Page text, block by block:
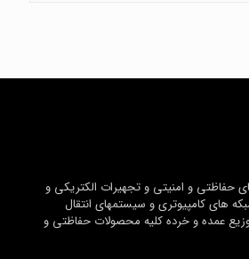
و امنیتی و تجهیرات الکتریکی و
های کامپیوتری و سیستمهای انتقال
عمده و خرده کلیه محصولات حفاظتی و